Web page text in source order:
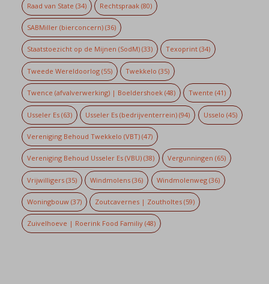
Raad van State (34) Rechtspraak (80)
SABMiller (bierconcern)(36)
Staatstoezicht op de Mijnen (SodM)(33) Texoprint (34)
Tweede Wereldoorlog(55) Twekkelo (35)
Twence (afvalverwerking) | Boeldershoek(48) Twente (41)
Usseler Es(63) Usseler Es (bedrijventerrein) (94) Usselo (45)
Vereniging Behoud Twekkelo (VBT)(47)
Vereniging Behoud Usseler Es (VBU)(38) Vergunningen (65)
Vrijwilligers(35) Windmolens (36) Windmolenweg(36)
Woningbouw(37) Zoutcavernes | Zoutholtes (59)
Zuivelhoeve | Roerink Food Familiy(48)